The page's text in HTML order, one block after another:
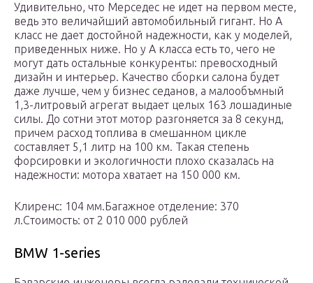
Удивительно, что Мерседес не идет на первом месте,
ведь это величайший автомобильный гигант. Но А
класс не дает достойной надежности, как у моделей,
приведенных ниже. Но у А класса есть то, чего не
могут дать остальные конкуренты: превосходный
дизайн и интерьер. Качество сборки салона будет
даже лучше, чем у бизнес седанов, а малообъмный
1,3-литровый агрегат выдает целых 163 лошадиные
силы. До сотни этот мотор разгоняется за 8 секунд,
причем расход топлива в смешанном цикле
составляет 5,1 литр на 100 км. Такая степень
форсировки и экологичности плохо сказалась на
надежности: мотора хватает на 150 000 км.
Клиренс: 104 мм.Багажное отделение: 370
л.Стоимость: от 2 010 000 рублей
BMW 1-series